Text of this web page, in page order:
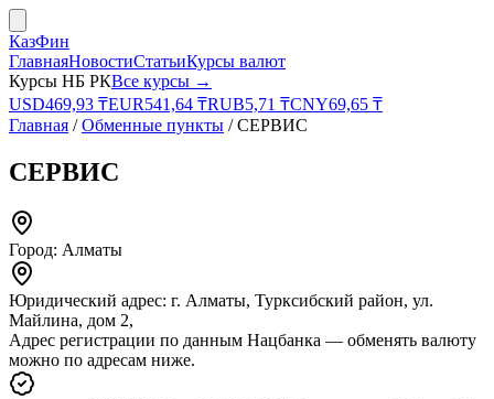
КазФин
ГлавнаяНовостиСтатьиКурсы валют
Курсы НБ РКВсе курсы →
USD469,93 ₸EUR541,64 ₸RUB5,71 ₸CNY69,65 ₸
Главная /Обменные пункты /СЕРВИС
СЕРВИС
Город: Алматы
Юридический адрес: г. Алматы, Турксибский район, ул.
Майлина, дом 2,
Адрес регистрации по данным Нацбанка — обменять валюту
можно по адресам ниже.